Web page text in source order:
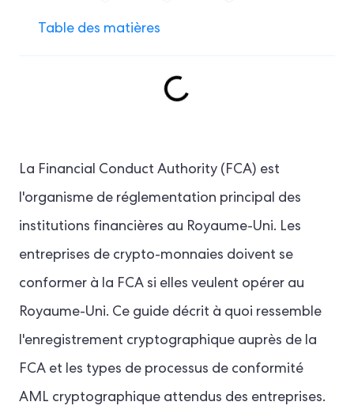
La Financial Conduct Authority (FCA) est
l'organisme de réglementation principal des
institutions financières au Royaume-Uni. Les
entreprises de crypto-monnaies doivent se
conformer à la FCA si elles veulent opérer au
Royaume-Uni. Ce guide décrit à quoi ressemble
l'enregistrement cryptographique auprès de la
FCA et les types de processus de conformité
AML cryptographique attendus des entreprises.
Table des matières